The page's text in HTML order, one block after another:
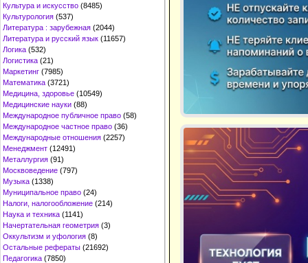
Культура и искусство (8485)
Культурология (537)
Литература : зарубежная (2044)
Литература и русский язык (11657)
Логика (532)
Логистика (21)
Маркетинг (7985)
Математика (3721)
Медицина, здоровье (10549)
Медицинские науки (88)
Международное публичное право (58)
Международное частное право (36)
Международные отношения (2257)
Менеджмент (12491)
Металлургия (91)
Москвоведение (797)
Музыка (1338)
Муниципальное право (24)
Налоги, налогообложение (214)
Наука и техника (1141)
Начертательная геометрия (3)
Оккультизм и уфология (8)
Остальные рефераты (21692)
Педагогика (7850)